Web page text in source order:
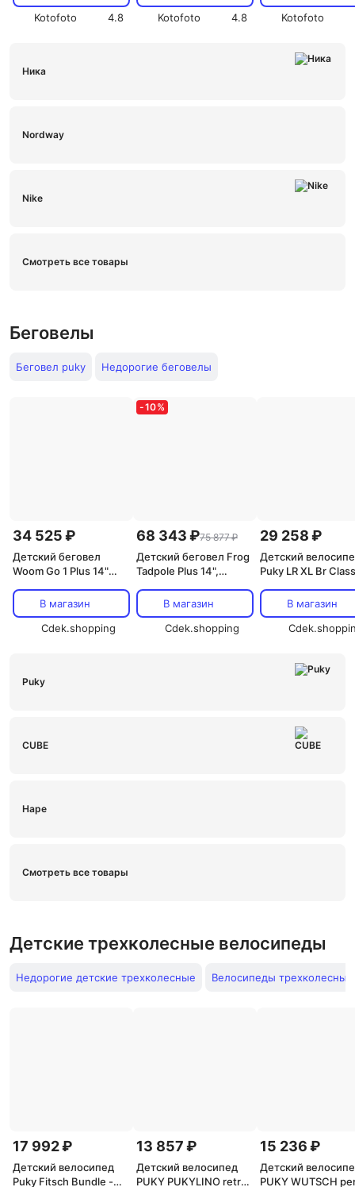
Kotofoto
4.8
Kotofoto
4.8
Kotofoto
Ника
Nordway
Nike
Смотреть все товары
Беговелы
Беговел puky Недорогие беговелы
34 525 ₽
Детский беговел
Woom Go 1 Plus 14"
В магазин
Cdek.shopping
-10%
68 343 ₽75 877 ₽
Детский беговел Frog
Tadpole Plus 14",
В магазин
Cdek.shopping
29 258 ₽
Детский
Puky LR XL Br
цвет Grun|retro-
В магазин
Puky
CUBE
Hape
Смотреть все товары
Детские трехколесные велосипеды
Недорогие детские трехколесные Велосипеды трехколесные
17 992 ₽
Детский велосипед
Puky Fitsch Bundle -
13 857 ₽
Детский велосипед
PUKY PUKYLINO retro
15 236 ₽
Детский
PUKY WUTSCH